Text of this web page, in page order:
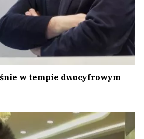
w tempie dwucyfrowym